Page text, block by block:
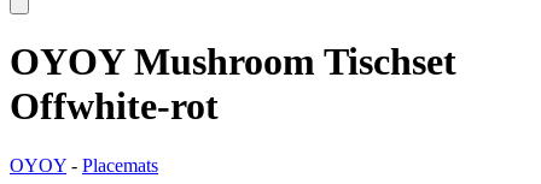
OYOY Mushroom Tischset
Offwhite-rot
OYOY - Placemats